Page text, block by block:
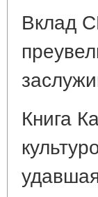
Вклад
Книга